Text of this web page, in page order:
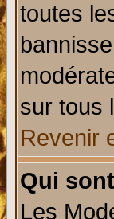
toutes
sur tous
Revenir
Qui
Les